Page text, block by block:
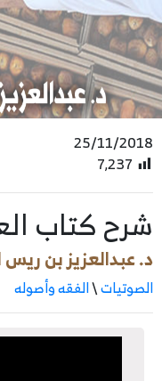
25/11/2018
7٬237
شرح كتاب
د. عبدالعزيز بن
الصوتيات\الفقه وأصوله